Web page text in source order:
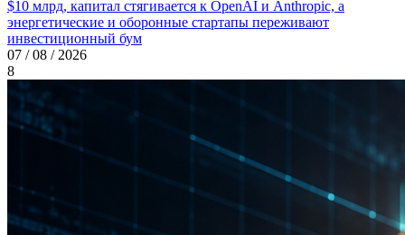
$10 млрд, капитал стягивается к OpenAI и Anthropic, а
энергетические и оборонные стартапы переживают
инвестиционный бум
07 / 08 / 2026
8